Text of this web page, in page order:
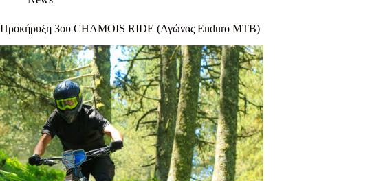
Προκήρυξη 3ου CHAMOIS RIDE (Αγώνας Enduro MTB)